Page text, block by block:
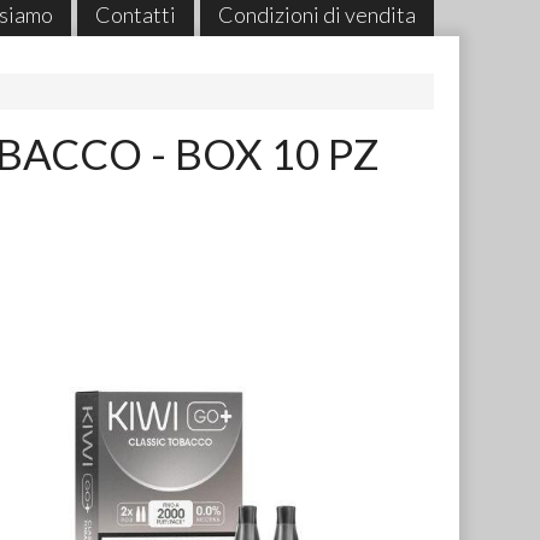
Contatti Condizioni di vendita
- BOX 10 PZ